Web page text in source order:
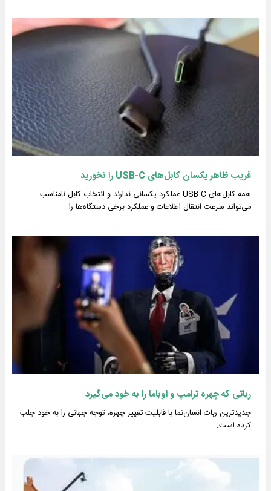
فریب ظاهر یکسان کابل‌های USB-C را نخورید
همه کابل‌های USB-C عملکرد یکسانی ندارند و انتخاب کابل نامناسب
می‌تواند سرعت انتقال اطلاعات و عملکرد برخی دستگاه‌ها را…
رباتی که چهره ترامپ و اوباما را به خود می‌گیرد
جدیدترین ربات انسان‌نما با قابلیت تغییر چهره، توجه جهانی را به خود جلب
کرده است.